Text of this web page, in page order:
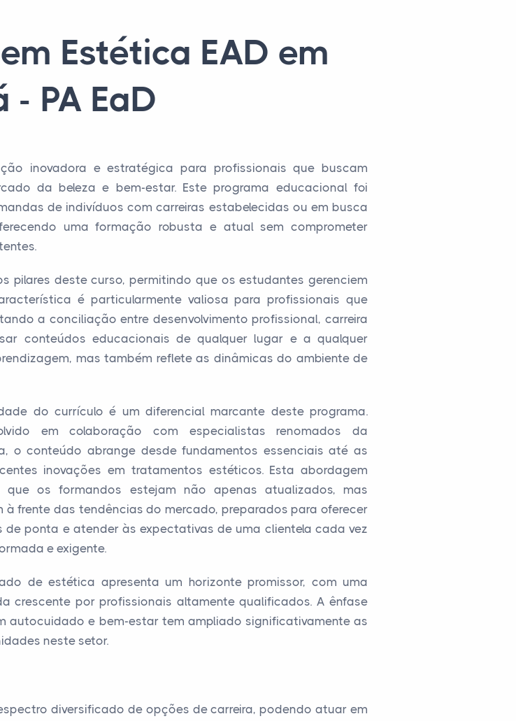
Estética EAD em
- PA EaD
inovadora e estratégica para profissionais que buscam
da beleza e bem-estar. Este programa educacional foi
de indivíduos com carreiras estabelecidas ou em busca
uma formação robusta e atual sem comprometer
pilares deste curso, permitindo que os estudantes gerenciem
é particularmente valiosa para profissionais que
a conciliação entre desenvolvimento profissional, carreira
conteúdos educacionais de qualquer lugar e a qualquer
mas também reflete as dinâmicas do ambiente de
do currículo é um diferencial marcante deste programa.
em colaboração com especialistas renomados da
o conteúdo abrange desde fundamentos essenciais até as
inovações em tratamentos estéticos. Esta abordagem
que os formandos estejam não apenas atualizados, mas
à frente das tendências do mercado, preparados para oferecer
de ponta e atender às expectativas de uma clientela cada vez
e exigente.
de estética apresenta um horizonte promissor, com uma
crescente por profissionais altamente qualificados. A ênfase
autocuidado e bem-estar tem ampliado significativamente as
neste setor.
diversificado de opções de carreira, podendo atuar em